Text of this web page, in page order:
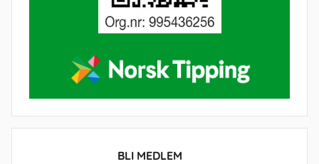
BLI MEDLEM